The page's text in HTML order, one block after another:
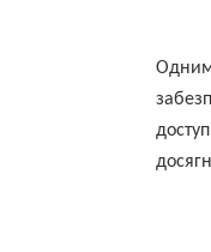
Одним